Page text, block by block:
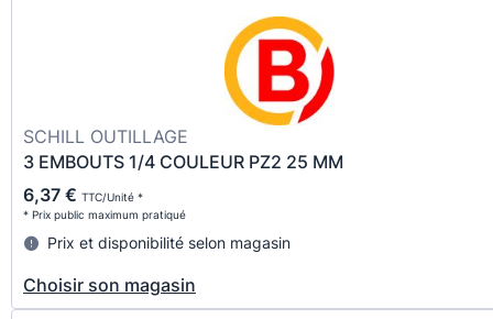
SCHILL OUTILLAGE
3 EMBOUTS 1/4 COULEUR PZ2 25 MM
6,37 € TTC/Unité *
* Prix public maximum pratiqué
Prix et disponibilité selon magasin
Choisir son magasin